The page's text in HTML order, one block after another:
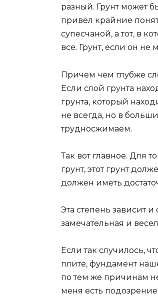
разный. Грунт может
привел крайние
супесчаной, а тот, в
все. Грунт, если он
Причем чем глубже
Если слой грунта
грунта, который
не всегда, но в
трудносжимаем.
Так вот главное. Для
грунт, этот грунт
должен иметь
Эта степень зависит
замечательная и
Если так случилось,
плите, фундамент
по тем же причинам
меня есть